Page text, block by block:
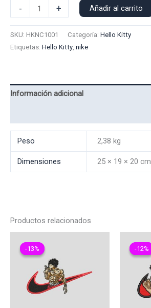
-
Capucha
+ Añadir al carrito
SKU: HKNC1001 Categoría: Hello Kitty
Etiquetas: Hello Kitty, nike
Información adicional
Peso 2,38 kg
Dimensiones 25 × 19 × 20 cm
Productos relacionados
-13%
-13% -12%
-12%